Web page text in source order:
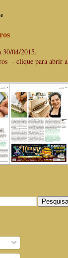
30/04/2015.
- clique para abrir a